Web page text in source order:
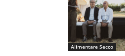
Alimentare Secco